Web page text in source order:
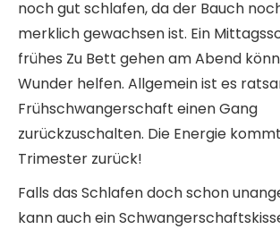
noch gut schlafen, da der Bauch
merklich gewachsen ist. Ein
frühes Zu Bett gehen am Abend
Wunder helfen. Allgemein ist es
Frühschwangerschaft einen Gang
zurückzuschalten. Die Energie
Trimester zurück!
Falls das Schlafen doch schon
kann auch ein